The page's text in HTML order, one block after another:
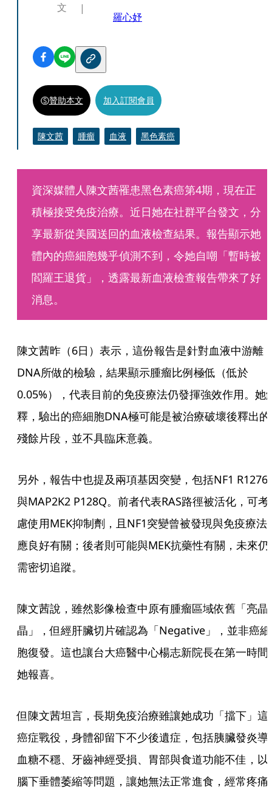
文
羅心妤
贊助本文 加入訂閱會員
陳文茜 腫瘤 血液 黑色素癌
資深媒體人陳文茜罹患黑色素癌第4期，現在正
積極接受免疫治療。近日她在社群平台發文，分
享最新從美國送回的血液檢查結果。報告顯示她
體內的癌細胞幾乎偵測不到，令她自嘲「暫時被
閻羅王退貨」，透露最新血液檢查報告帶來了好
消息。
陳文茜昨（6日）表示，這份報告是針對血液中游離
DNA所做的檢驗，結果顯示腫瘤比例極低（低於
0.05%），代表目前的免疫療法仍發揮強效作用。她
釋，驗出的癌細胞DNA極可能是被治療破壞後釋出的
殘餘片段，並不具臨床意義。
另外，報告中也提及兩項基因突變，包括NF1
與MAP2K2 P128Q。前者代表RAS路徑被活化，可考
慮使用MEK抑制劑，且NF1突變曾被發現與免疫療法
應良好有關；後者則可能與MEK抗藥性有關，未來仍
需密切追蹤。
陳文茜說，雖然影像檢查中原有腫瘤區域依舊「亮晶
晶」，但經肝臟切片確認為「Negative」，並非癌細
胞復發。這也讓台大癌醫中心楊志新院長在第一時間
她報喜。
但陳文茜坦言，長期免疫治療雖讓她成功「擋下」這
癌症戰役，身體卻留下不少後遺症，包括胰臟發炎導
血糖不穩、牙齒神經受損、胃部與食道功能不佳，以
腦下垂體萎縮等問題，讓她無法正常進食，經常疼痛